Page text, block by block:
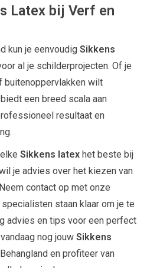
Latex bij Verf en
kun je eenvoudig Sikkens
al je schilderprojecten. Of je
buitenoppervlakken wilt
een breed scala aan
resultaat en
Sikkens latex het beste bij
je advies over het kiezen van
contact op met onze
staan klaar om je te
advies en tips voor een perfect
nog jouw Sikkens
en profiteer van